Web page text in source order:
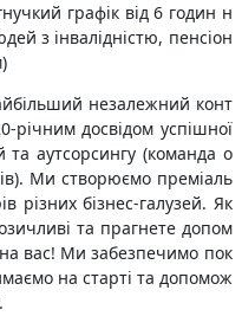
графік від 6 годин н
з інвалідністю, пенсіон
незалежний конт
річним досвідом успішної
та аутсорсингу (команда о
Ми створюємо преміаль
різних бізнес-галузей. Як
та прагнете допом
вас! Ми забезпечимо пок
на старті та допомож